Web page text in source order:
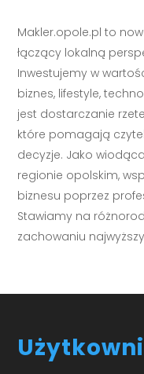
Makler.opole.pl to
łączący lokalną
Inwestujemy w
biznes, lifestyle,
jest dostarczanie
które pomagają
decyzje. Jako
regionie opolskim,
biznesu poprzez
Stawiamy na
zachowaniu